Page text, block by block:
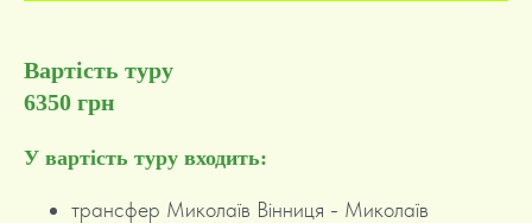
Вартість туру
6350 грн
У вартість туру входить:
трансфер Миколаїв Вінниця - Миколаїв